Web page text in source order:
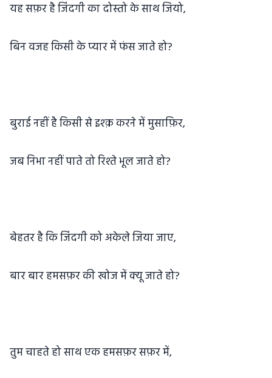
यह सफ़र है जिंदगी का दोस्तो के साथ जियो,
बिन वजह किसी के प्यार में फंस जाते हो?
बुराई नहीं है किसी से इश्क़ करने में मुसाफ़िर,
जब निभा नहीं पाते तो रिश्ते भूल जाते हो?
बेहतर है कि जिंदगी को अकेले जिया जाए,
बार बार हमसफ़र की खोज में क्यू जाते हो?
तुम चाहते हो साथ एक हमसफ़र सफ़र में,